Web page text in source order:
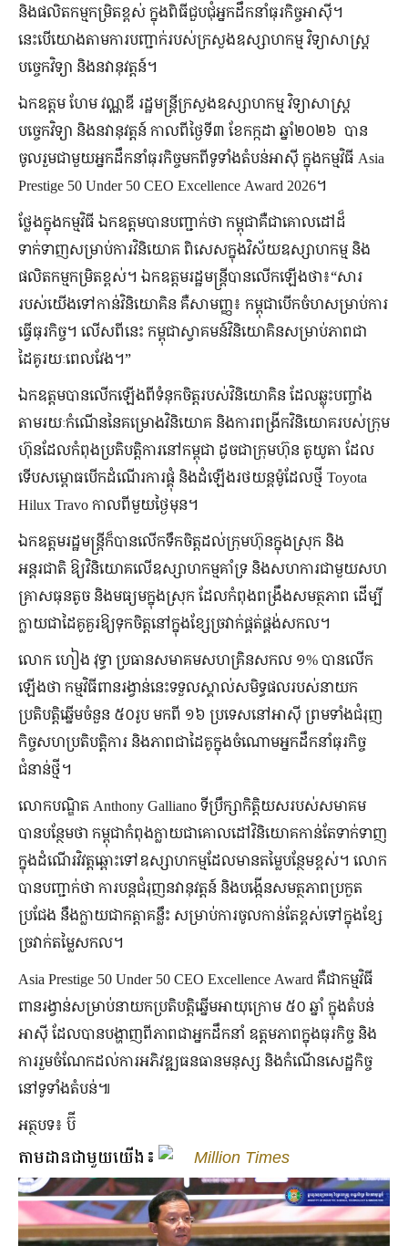
និងផលិតកម្មកម្រិតខ្ពស់ ក្នុងពិធីជួបជុំអ្នកដឹកនាំធុរកិច្ចអាស៊ី។
នេះបើយោងតាមការបញ្ជាក់របស់ក្រសួងឧស្សាហកម្ម វិទ្យាសាស្ត្រ
បច្ចេកវិទ្យា និងនវានុវត្តន៍។
ឯកឧត្តម ហែម វណ្ណឌី រដ្ឋមន្ត្រីក្រសួងឧស្សាហកម្ម វិទ្យាសាស្ត្រ
បច្ចេកវិទ្យា និងនវានុវត្តន៍ កាលពីថ្ងៃទី៣ ខែកក្កដា ឆ្នាំ២០២៦ បាន
ចូលរួមជាមួយអ្នកដឹកនាំធុរកិច្ចមកពីទូទាំងតំបន់អាស៊ី ក្នុងកម្មវិធី Asia
Prestige 50 Under 50 CEO Excellence Award 2026។
ថ្លែងក្នុងកម្មវិធី ឯកឧត្តមបានបញ្ជាក់ថា កម្ពុជាគឺជាគោលដៅដ៏
ទាក់ទាញសម្រាប់ការវិនិយោគ ពិសេសក្នុងវិស័យឧស្សាហកម្ម និង
ផលិតកម្មកម្រិតខ្ពស់។ ឯកឧត្តមរដ្ឋមន្ត្រីបានលើកឡើងថា៖“សារ
របស់យើងទៅកាន់វិនិយោគិន គឺសាមញ្ញ៖ កម្ពុជាបើកចំហសម្រាប់ការ
ធ្វើធុរកិច្ច។ លើសពីនេះ កម្ពុជាស្វាគមន៍វិនិយោគិនសម្រាប់ភាពជា
ដៃគូរយៈពេលវែង។”
ឯកឧត្តមបានលើកឡើងពីទំនុកចិត្តរបស់វិនិយោគិន ដែលឆ្លុះបញ្ចាំង
តាមរយៈកំណើននៃគម្រោងវិនិយោគ និងការពង្រីកវិនិយោគរបស់ក្រុម
ហ៊ុនដែលកំពុងប្រតិបត្តិការនៅកម្ពុជា ដូចជាក្រុមហ៊ុន តូយូតា ដែល
ទើបសម្ពោធបើកដំណើរការផ្គុំ និងដំឡើងរថយន្តម៉ូដែលថ្មី Toyota
Hilux Travo កាលពីមួយថ្ងៃមុន។
ឯកឧត្តមរដ្ឋមន្ត្រីក៏បានលើកទឹកចិត្តដល់ក្រុមហ៊ុនក្នុងស្រុក និង
អន្តរជាតិ ឱ្យវិនិយោគលើឧស្សាហកម្មគាំទ្រ និងសហការជាមួយសហ
គ្រាសធុនតូច និងមធ្យមក្នុងស្រុក ដែលកំពុងពង្រឹងសមត្ថភាព ដើម្បី
ក្លាយជាដៃគូគួរឱ្យទុកចិត្តនៅក្នុងខ្សែច្រវាក់ផ្គត់ផ្គង់សកល។
លោក ហៀង វុទ្ធា ប្រធានសមាគមសហគ្រិនសកល ១% បានលើក
ឡើងថា កម្មវិធីពានរង្វាន់នេះទទួលស្គាល់សមិទ្ធផលរបស់នាយក
ប្រតិបត្តិឆ្នើមចំនួន ៥០រូប មកពី ១៦ ប្រទេសនៅអាស៊ី ព្រមទាំងជំរុញ
កិច្ចសហប្រតិបត្តិការ និងភាពជាដៃគូក្នុងចំណោមអ្នកដឹកនាំធុរកិច្ច
ជំនាន់ថ្មី។
លោកបណ្ឌិត Anthony Galliano ទីប្រឹក្សាកិត្តិយសរបស់សមាគម
បានបន្ថែមថា កម្ពុជាកំពុងក្លាយជាគោលដៅវិនិយោគកាន់តែទាក់ទាញ
ក្នុងដំណើរវិវត្តឆ្ពោះទៅឧស្សាហកម្មដែលមានតម្លៃបន្ថែមខ្ពស់។ លោក
បានបញ្ជាក់ថា ការបន្តជំរុញនវានុវត្តន៍ និងបង្កើនសមត្ថភាពប្រកួត
ប្រជែង នឹងក្លាយជាកត្តាគន្លឹះ សម្រាប់ការចូលកាន់តែខ្ពស់ទៅក្នុងខ្សែ
ច្រវាក់តម្លៃសកល។
Asia Prestige 50 Under 50 CEO Excellence Award គឺជាកម្មវិធី
ពានរង្វាន់សម្រាប់នាយកប្រតិបត្តិឆ្នើមអាយុក្រោម ៥០ ឆ្នាំ ក្នុងតំបន់
អាស៊ី ដែលបានបង្ហាញពីភាពជាអ្នកដឹកនាំ ឧត្តមភាពក្នុងធុរកិច្ច និង
ការរួមចំណែកដល់ការអភិវឌ្ឍធនធានមនុស្ស និងកំណើនសេដ្ឋកិច្ច
នៅទូទាំងតំបន់៕
អត្ថបទ៖ ប៊ី
តាមដានជាមួយយើង៖ Million Times